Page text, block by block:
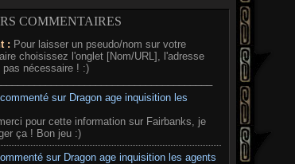
COMMENTAIRES
: Pour laisser un pseudo/nom sur votre
choisissez l'onglet [Nom/URL], l'adresse
pas nécessaire ! :)
sur Dragon age inquisition les
pour cette information sur Fairbanks, je
ça ! Bon jeu :)
sur Dragon age inquisition les agents